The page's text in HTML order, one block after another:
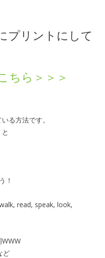
プリントにして
ちら＞＞＞
る方法です。
！
read, speak, look,
ど